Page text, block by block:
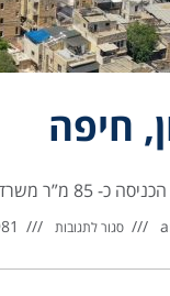
חיפה
סגור לתגובות